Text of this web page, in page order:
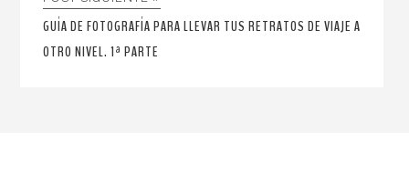
GUÍA DE FOTOGRAFÍA PARA LLEVAR TUS RETRATOS DE VIAJE A
OTRO NIVEL. 1ª PARTE